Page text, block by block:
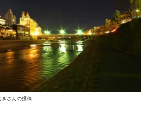
ぎさんの投稿